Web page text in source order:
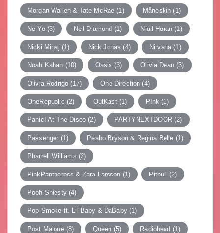
Morgan Wallen & Tate McRae (1) Måneskin (1)
Ne-Yo(3) Neil Diamond (1) Niall Horan (1)
Nicki Minaj (1) Nick Jonas (4) Nirvana (1)
Noah Kahan (10) Oasis (3) Olivia Dean(3)
Olivia Rodrigo (17) One Direction (4)
OneRepublic (2) OutKast(1) P!nk (1)
Panic! At The Disco (2) PARTYNEXTDOOR(2)
Passenger (1) Peabo Bryson & Regina Belle (1)
Pharrell Williams (2)
PinkPantheress & Zara Larsson (1) Pitbull (2)
Pooh Shiesty(4)
Pop Smoke ft. Lil Baby & DaBaby(1)
Post Malone(8) Queen (5) Radiohead (1)